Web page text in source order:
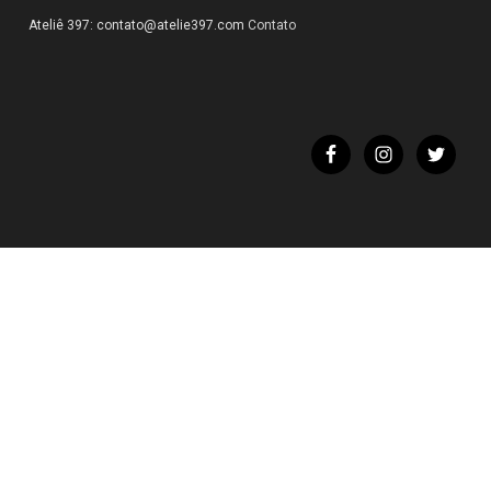
Ateliê 397: contato@atelie397.com Contato